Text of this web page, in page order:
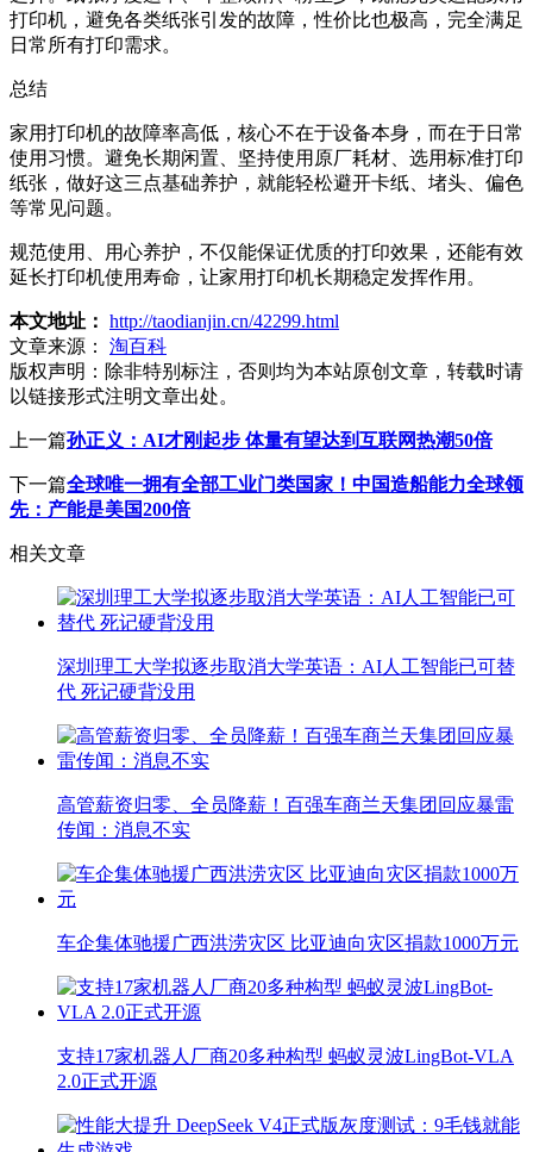
打印机，避免各类纸张引发的故障，性价比也极高，完全满足
日常所有打印需求。
总结
家用打印机的故障率高低，核心不在于设备本身，而在于日常
使用习惯。避免长期闲置、坚持使用原厂耗材、选用标准打印
纸张，做好这三点基础养护，就能轻松避开卡纸、堵头、偏色
等常见问题。
规范使用、用心养护，不仅能保证优质的打印效果，还能有效
延长打印机使用寿命，让家用打印机长期稳定发挥作用。
本文地址： http://taodianjin.cn/42299.html
文章来源：
淘百科
版权声明： 除非特别标注，否则均为本站原创文章，转载时请
以链接形式注明文章出处。
上一篇孙正义：AI才刚起步 体量有望达到互联网热潮50倍
下一篇全球唯一拥有全部工业门类国家！中国造船能力全球领
先：产能是美国200倍
相关文章
深圳理工大学拟逐步取消大学英语：AI人工智能已可替
代 死记硬背没用
高管薪资归零、全员降薪！百强车商兰天集团回应暴雷
传闻：消息不实
车企集体驰援广西洪涝灾区 比亚迪向灾区捐款1000万元
支持17家机器人厂商20多种构型 蚂蚁灵波LingBot-VLA
2.0正式开源